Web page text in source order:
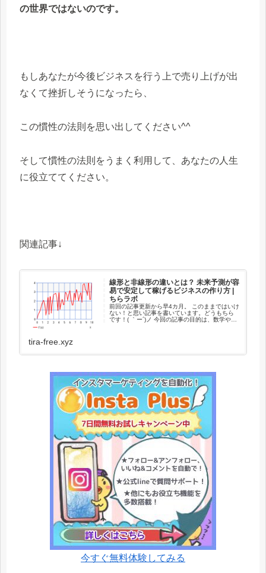
の世界ではないのです。
もしあなたが今後ビジネスを行う上で売り上げが出
なくて挫折しそうになったら、
この慣性の法則を思い出してください^^
そして慣性の法則をうまく利用して、あなたの人生
に役立ててください。
関連記事↓
線形と非線形の違いとは？ 未来予測が容
易で安定して稼げるビジネスの作り方 |
ちらラボ
前回の記事更新から早4カ月。 このままではいけ
ない！と思い記事を書いています。どうもちら
です！( ｀ー´)ノ 今回の記事の目的は、数学や物
tira-free.xyz
今すぐ無料体験してみる